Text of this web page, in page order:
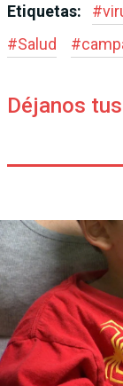
Etiquetas: #
#Salud #
Déjanos